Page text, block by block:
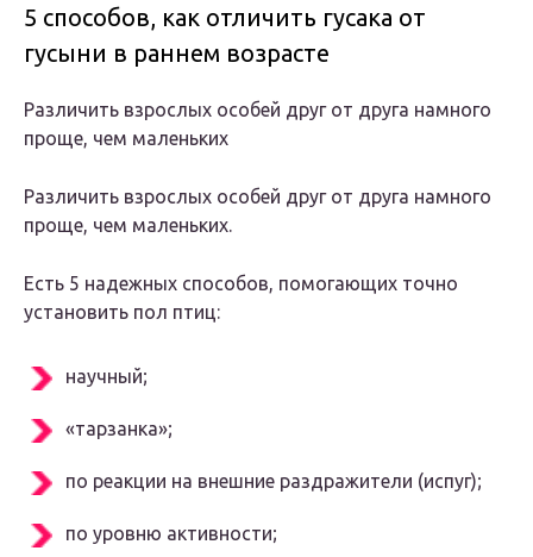
5 способов, как отличить гусака от
гусыни в раннем возрасте
Различить взрослых особей друг от друга намного
проще, чем маленьких
Различить взрослых особей друг от друга намного
проще, чем маленьких.
Есть 5 надежных способов, помогающих точно
установить пол птиц:
научный;
«тарзанка»;
по реакции на внешние раздражители (испуг);
по уровню активности;